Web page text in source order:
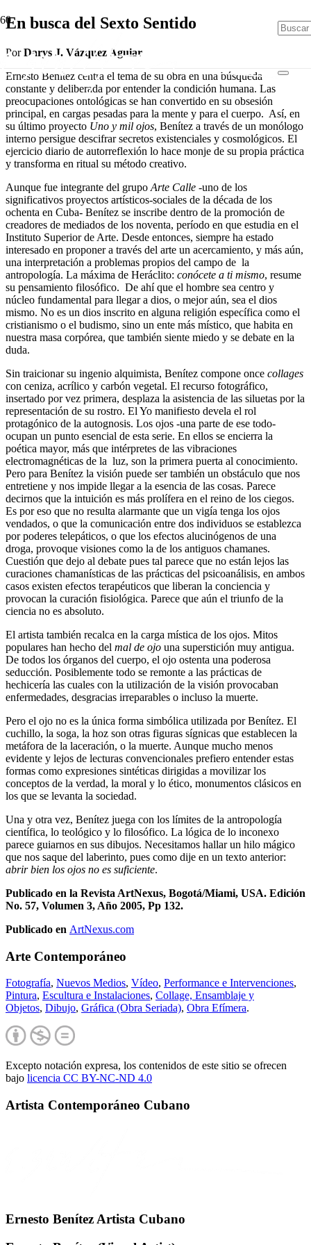
En busca del Sexto Sentido
PorDarys J. Vázquez Aguiar
Ernesto Benítez centra el tema de su obra en una búsqueda
constante y deliberada por entender la condición humana. Las
preocupaciones ontológicas se han convertido en su obsesión
principal, en cargas pesadas para la mente y para el cuerpo. Así, en
su último proyecto Uno y mil ojos, Benítez a través de un monólogo
interno persigue descifrar secretos existenciales y cosmológicos. El
ejercicio diario de autorreflexión lo hace monje de su propia práctica
y transforma en ritual su método creativo.
Aunque fue integrante del grupo Arte Calle -uno de los
significativos proyectos artísticos-sociales de la década de los
ochenta en Cuba- Benítez se inscribe dentro de la promoción de
creadores de mediados de los noventa, período en que estudia en el
Instituto Superior de Arte. Desde entonces, siempre ha estado
interesado en proponer a través del arte un acercamiento, y más aún,
una interpretación a problemas propios del campo de la
antropología. La máxima de Heráclito: conócete a ti mismo, resume
su pensamiento filosófico. De ahí que el hombre sea centro y
núcleo fundamental para llegar a dios, o mejor aún, sea el dios
mismo. No es un dios inscrito en alguna religión específica como el
cristianismo o el budismo, sino un ente más místico, que habita en
nuestra masa corpórea, que también siente miedo y se debate en la
duda.
Sin traicionar su ingenio alquimista, Benítez compone once collages
con ceniza, acrílico y carbón vegetal. El recurso fotográfico,
insertado por vez primera, desplaza la asistencia de las siluetas por la
representación de su rostro. El Yo manifiesto devela el rol
protagónico de la autognosis. Los ojos -una parte de ese todo-
ocupan un punto esencial de esta serie. En ellos se encierra la
poética mayor, más que intérpretes de las vibraciones
electromagnéticas de la luz, son la primera puerta al conocimiento.
Pero para Benítez la visión puede ser también un obstáculo que nos
entretiene y nos impide llegar a la esencia de las cosas. Parece
decirnos que la intuición es más prolífera en el reino de los ciegos.
Es por eso que no resulta alarmante que un vigía tenga los ojos
vendados, o que la comunicación entre dos individuos se establezca
por poderes telepáticos, o que los efectos alucinógenos de una
droga, provoque visiones como la de los antiguos chamanes.
Cuestión que dejo al debate pues tal parece que no están lejos las
curaciones chamanísticas de las prácticas del psicoanálisis, en ambos
casos existen efectos terapéuticos que liberan la conciencia y
provocan la curación fisiológica. Parece que aún el triunfo de la
ciencia no es absoluto.
El artista también recalca en la carga mística de los ojos. Mitos
populares han hecho del mal de ojo una superstición muy antigua.
De todos los órganos del cuerpo, el ojo ostenta una poderosa
seducción. Posiblemente todo se remonte a las prácticas de
hechicería las cuales con la utilización de la visión provocaban
enfermedades, desgracias irreparables o incluso la muerte.
Pero el ojo no es la única forma simbólica utilizada por Benítez. El
cuchillo, la soga, la hoz son otras figuras sígnicas que establecen la
metáfora de la laceración, o la muerte. Aunque mucho menos
evidente y lejos de lecturas convencionales prefiero entender estas
formas como expresiones sintéticas dirigidas a movilizar los
conceptos de la verdad, la moral y lo ético, monumentos clásicos en
los que se levanta la sociedad.
Una y otra vez, Benítez juega con los límites de la antropología
científica, lo teológico y lo filosófico. La lógica de lo inconexo
parece guiarnos en sus dibujos. Necesitamos hallar un hilo mágico
que nos saque del laberinto, pues como dije en un texto anterior:
abrir bien los ojos no es suficiente.
Publicado en la Revista ArtNexus, Bogotá/Miami, USA. Edición
No. 57, Volumen 3, Año 2005, Pp 132.
Publicado en ArtNexus.com
Arte Contemporáneo
Fotografía, Nuevos Medios, Vídeo, Performance e Intervenciones,
Pintura, Escultura e Instalaciones, Collage, Ensamblaje y
Objetos, Dibujo, Gráfica (Obra Seriada), Obra Efímera.
Excepto notación expresa, los contenidos de este sitio se ofrecen
bajo licencia CC BY-NC-ND 4.0
Artista Contemporáneo Cubano
Ernesto Benítez Artista Cubano